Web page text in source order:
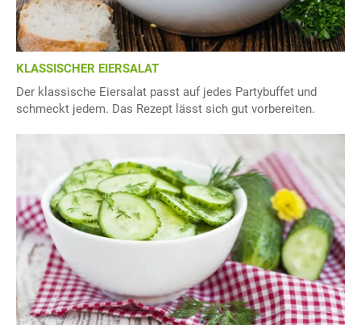
KLASSISCHER EIERSALAT
Der klassische Eiersalat passt auf jedes Partybuffet und
schmeckt jedem. Das Rezept lässt sich gut vorbereiten.